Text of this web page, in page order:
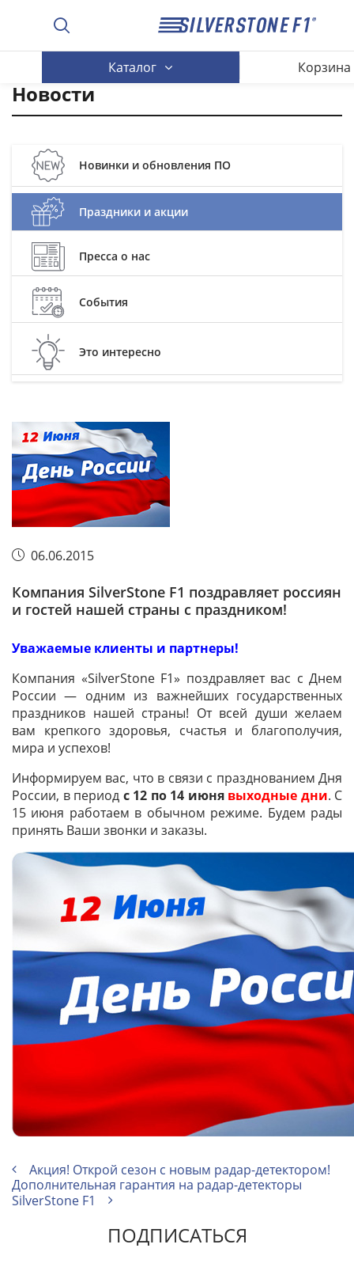
Каталог Корзина
Новости
Новинки и обновления ПО
Праздники и акции
Пресса о нас
События
Это интересно
06.06.2015
Компания SilverStone F1 поздравляет россиян
и гостей нашей страны с праздником!
Уважаемые клиенты и партнеры!
Компания «SilverStone F1» поздравляет вас с Днем
России — одним из важнейших государственных
праздников нашей страны! От всей души желаем
вам крепкого здоровья, счастья и благополучия,
мира и успехов!
Информируем вас, что в связи с празднованием Дня
России, в период с 12 по 14 июня выходные дни. С
15 июня работаем в обычном режиме. Будем рады
принять Ваши звонки и заказы.
Акция! Открой сезон с новым радар-детектором!
Дополнительная гарантия на радар-детекторы
SilverStone F1
ПОДПИСАТЬСЯ